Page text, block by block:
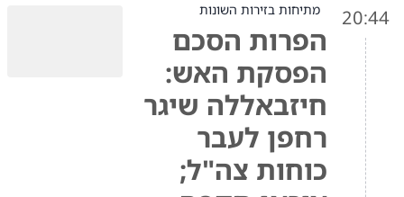
20:44 מתיחות בזירות השונות
הפרות הסכם
הפסקת האש:
חיזבאללה שיגר
רחפן לעבר
כוחות צה"ל;